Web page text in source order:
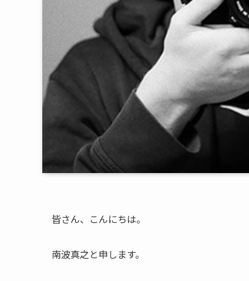
皆さん、こんにちは。
南波真之と申します。